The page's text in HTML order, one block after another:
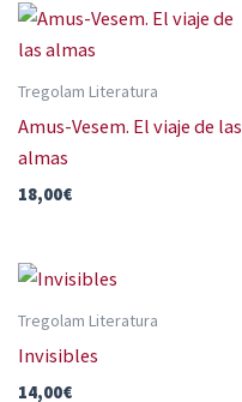
Tregolam Literatura
Amus-Vesem. El viaje de las
almas
18,00€
Tregolam Literatura
Invisibles
14,00€